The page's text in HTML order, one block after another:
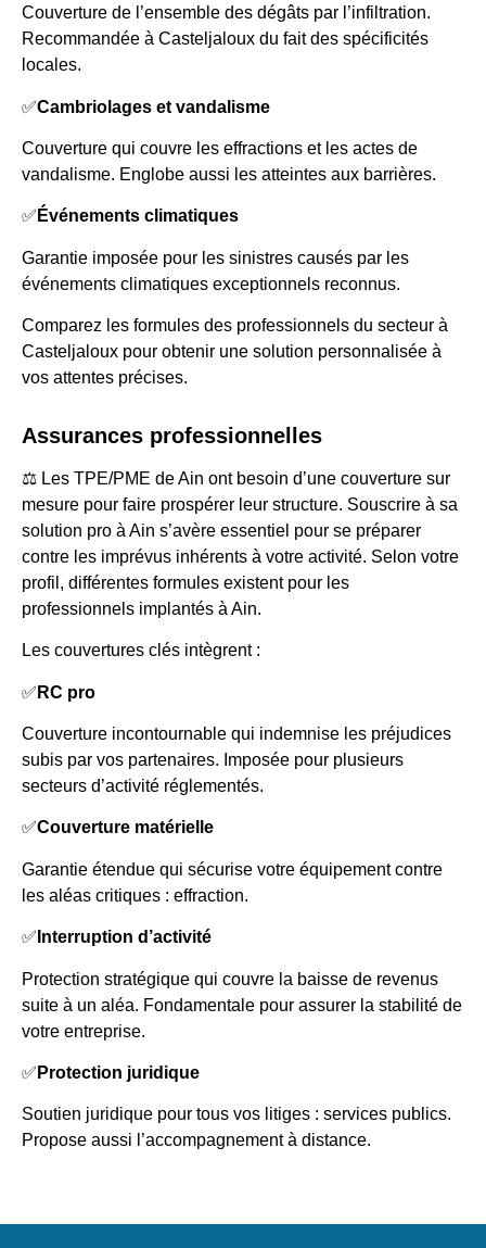
Couverture de l’ensemble des dégâts par l’infiltration.
Recommandée à Casteljaloux du fait des spécificités
locales.
✅Cambriolages et vandalisme
Couverture qui couvre les effractions et les actes de
vandalisme. Englobe aussi les atteintes aux barrières.
✅ Événements climatiques
Garantie imposée pour les sinistres causés par les
événements climatiques exceptionnels reconnus.
Comparez les formules des professionnels du secteur à
Casteljaloux pour obtenir une solution personnalisée à
vos attentes précises.
Assurances professionnelles
⚖️ Les TPE/PME de Ain ont besoin d’une couverture sur
mesure pour faire prospérer leur structure. Souscrire à sa
solution pro à Ain s’avère essentiel pour se préparer
contre les imprévus inhérents à votre activité. Selon votre
profil, différentes formules existent pour les
professionnels implantés à Ain.
Les couvertures clés intègrent :
✅ RC pro
Couverture incontournable qui indemnise les préjudices
subis par vos partenaires. Imposée pour plusieurs
secteurs d’activité réglementés.
✅Couverture matérielle
Garantie étendue qui sécurise votre équipement contre
les aléas critiques : effraction.
✅ Interruption d’activité
Protection stratégique qui couvre la baisse de revenus
suite à un aléa. Fondamentale pour assurer la stabilité de
votre entreprise.
✅ Protection juridique
Soutien juridique pour tous vos litiges : services publics.
Propose aussi l’accompagnement à distance.